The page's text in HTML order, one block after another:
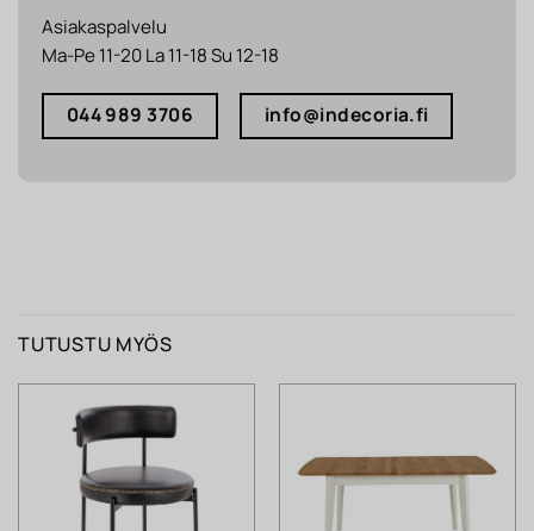
Asiakaspalvelu
Ma-Pe 11-20 La 11-18 Su 12-18
044 989 3706 info@indecoria.fi
TUTUSTU MYÖS